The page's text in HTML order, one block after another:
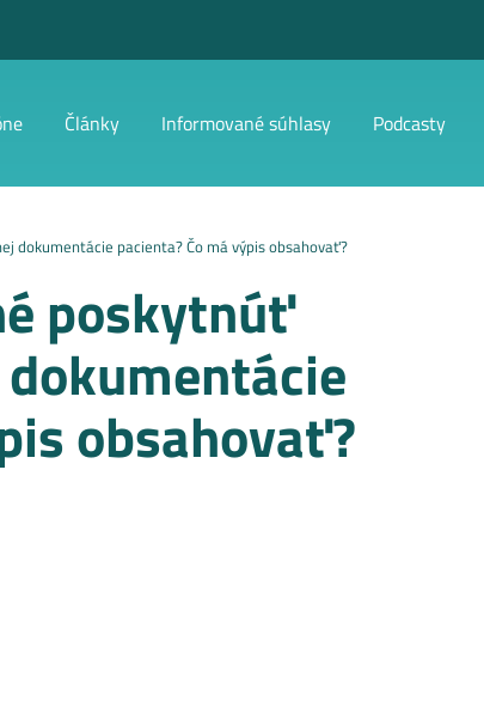
Články Informované súhlasy Podcasty
dokumentácie pacienta? Čo má výpis obsahovať?
poskytnúť
obsahovať?